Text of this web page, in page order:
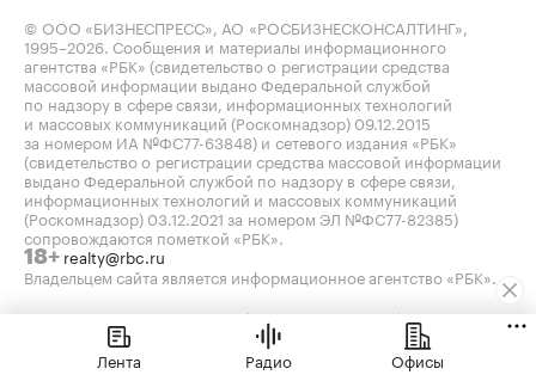
© ООО «БИЗНЕСПРЕСС», АО «РОСБИЗНЕСКОНСАЛТИНГ»,
1995–2026 . Сообщения и материалы информационного
агентства «РБК» (свидетельство о регистрации средства
массовой информации выдано Федеральной службой
по надзору в сфере связи, информационных технологий
и массовых коммуникаций (Роскомнадзор) 09.12.2015
за номером ИА №ФС77-63848) и сетевого издания «РБК»
(свидетельство о регистрации средства массовой информации
выдано Федеральной службой по надзору в сфере связи,
информационных технологий и массовых коммуникаций
(Роскомнадзор) 03.12.2021 за номером ЭЛ №ФС77-82385)
сопровождаются пометкой «РБК».
18+ realty@rbc.ru
Владельцем сайта является информационное агентство «РБК».
Мосбиржа
Санкт-Петербургская
Индексы облигаций предоставлены Cbonds.
Лента Радио Офисы